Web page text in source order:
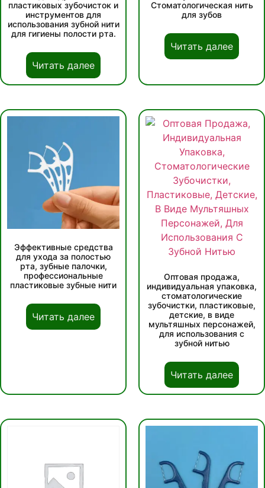
пластиковых зубочисток и
инструментов для
использования зубной нити
для гигиены полости рта.
Читать далее
Стоматологическая нить
для зубов
Читать далее
Эффективные средства
для ухода за полостью
рта, зубные палочки,
профессиональные
пластиковые зубные нити
Читать далее
Оптовая продажа,
индивидуальная упаковка,
стоматологические
зубочистки, пластиковые,
детские, в виде
мультяшных персонажей,
для использования с
зубной нитью
Читать далее